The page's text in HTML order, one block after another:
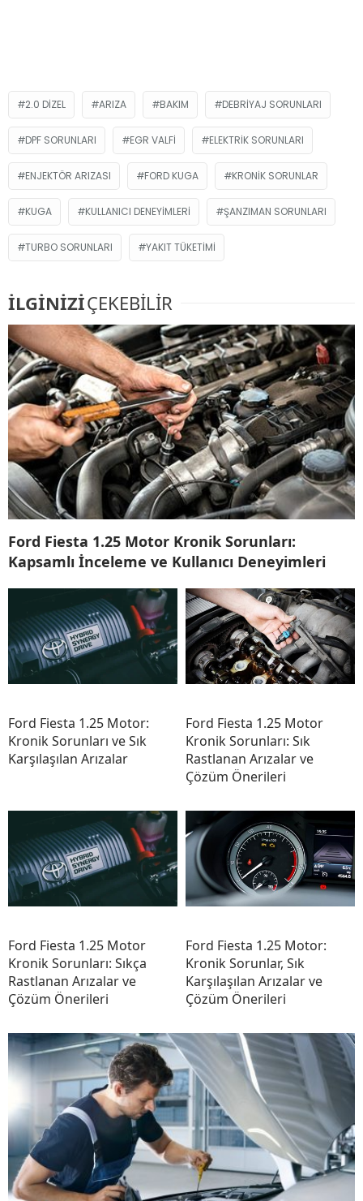
2.0 DIZEL ARIZA BAKIM DEBRIYAJ SORUNLARI
DPF SORUNLARI EGR VALFI ELEKTRIK SORUNLARI
ENJEKTÖR ARIZASI FORD KUGA KRONIK SORUNLAR
KUGA KULLANICI DENEYIMLERI ŞANZIMAN SORUNLARI
TURBO SORUNLARI YAKIT TÜKETIMI
İLGİNİZİÇEKEBİLİR
Ford Fiesta 1.25 Motor Kronik Sorunları:
Kapsamlı İnceleme ve Kullanıcı Deneyimleri
Ford Fiesta 1.25 Motor:
Kronik Sorunları ve Sık
Karşılaşılan Arızalar
Ford Fiesta 1.25 Motor
Kronik Sorunları: Sık
Rastlanan Arızalar ve
Çözüm Önerileri
Ford Fiesta 1.25 Motor
Kronik Sorunları: Sıkça
Rastlanan Arızalar ve
Çözüm Önerileri
Ford Fiesta 1.25 Motor:
Kronik Sorunlar, Sık
Karşılaşılan Arızalar ve
Çözüm Önerileri